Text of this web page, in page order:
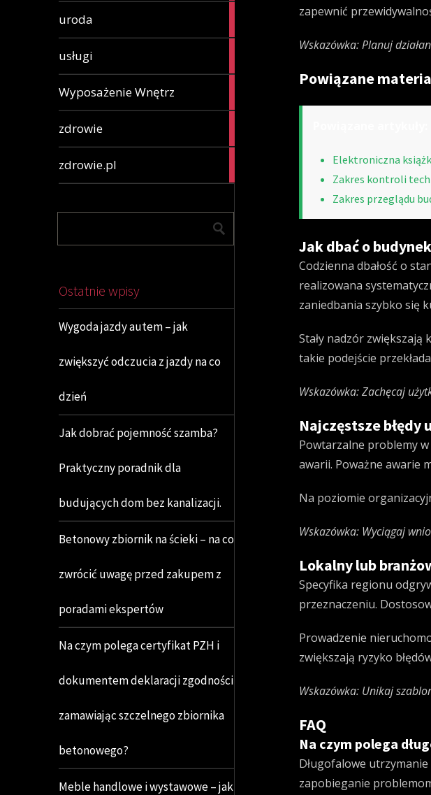
uroda
usługi
Wyposażenie Wnętrz
zdrowie
zdrowie.pl
Ostatnie wpisy
Wygoda jazdy autem – jak
zwiększyć odczucia z jazdy na co
dzień
Jak dobrać pojemność szamba?
Praktyczny poradnik dla
budujących dom bez kanalizacji.
Betonowy zbiornik na ścieki – na co
zwrócić uwagę przed zakupem z
poradami ekspertów
Na czym polega certyfikat PZH i
dokumentem deklaracji zgodności
zamawiając szczelnego zbiornika
betonowego?
Meble handlowe i wystawowe – jak
zapewnić
Wskazówka: Planuj
Powiązane
Elektroniczna
Zakres kontroli
Zakres przeglądu
Jak dbać o
Codzienna dbałość o
realizowana
zaniedbania szybko się
Stały nadzór
takie podejście
Wskazówka: Zachęcaj
Najczęstsze
Powtarzalne problemy
awarii. Poważne awarie
Na poziomie
Wskazówka: Wyciągaj
Lokalny lub
Specyfika regionu
przeznaczeniu.
Prowadzenie
zwiększają ryzyko
Wskazówka: Unikaj
FAQ
Na czym polega
Długofalowe
zapobieganie